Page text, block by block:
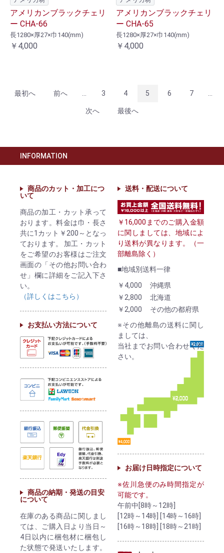
アメリカンブラックチェリ
ー CHA-66
長1280×厚27×巾140(mm)
￥4,000
アメリカンブラックチェリ
ー CHA-65
長1280×厚27×巾140(mm)
￥4,000
最初へ 前へ 3 4 5 6 7
次へ 最後へ
INFORMATION
商品のカット・加工につ
いて
商品の加工・カット承って
おります。料金は巾・長さ
共に1カット￥200～となっ
ております。 加工・カット
をご希望のお客様はご注文
画面の「その他お問い合わ
せ」欄に詳細をご記入下さ
い。
（詳しくはこちら）
お支払い方法について
商品の納期・発送の目安
について
在庫のある商品に関しまし
ては、ご購入日より当日～
4日以内に梱包材に梱包し
た状態で発送いたします。
送料・配送について
￥16,000までのご購入金額
に関しましては、地域によ
り送料が異なります。（一
部離島除く）
■地域別送料一律
￥4,000
沖縄県
￥2,800
北海道
￥2,000
その他の都府県
※その他離島の送料に関し
ましては、
当社までお問い合わせくだ
さい。
お届け日時指定について
※佐川急便のみ時間指定が
可能です。
午前中[8時～12時]
[12時～14時] [14時～16時]
[16時～18時] [18時～21時]